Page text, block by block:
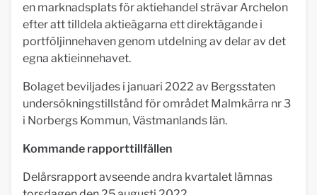
en marknadsplats för aktiehandel strävar Archelon
efter att tilldela aktieägarna ett direktägande i
portföljinnehaven genom utdelning av delar av det
egna aktieinnehavet.
Bolaget beviljades i januari 2022 av Bergsstaten
undersökningstillstånd för området Malmkärra nr 3
i Norbergs Kommun, Västmanlands län.
Kommande rapporttillfällen
Delårsrapport avseende andra kvartalet lämnas